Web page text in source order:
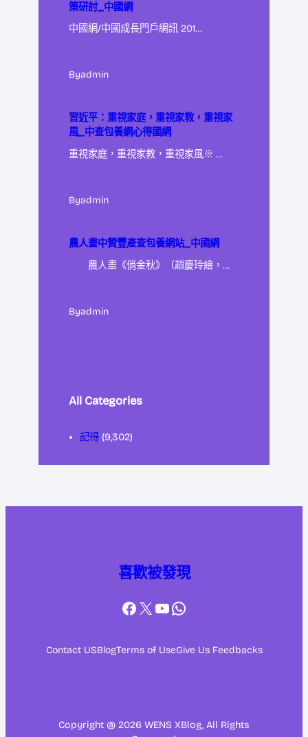
策研討_中國網
中國網/中國成長門戶網訊 201…
Byadmin
習近平：重視家庭，重視家教，重視家
風_中查包養網心得國網
重視家庭，重視家教，重視家風※ …
Byadmin
農人畫中贊豐產查包養網站_中國網
農人畫《俏金秋》（趙慶玲繪，…
Byadmin
All Categories
記得 (9,302)
喜歡被發現
Facebook
X YouTube
WhatsApp
Contact USBlogTerms of UseGive Us Feedbacks
Copyright @ 2026 WENS XBlog, All Rights